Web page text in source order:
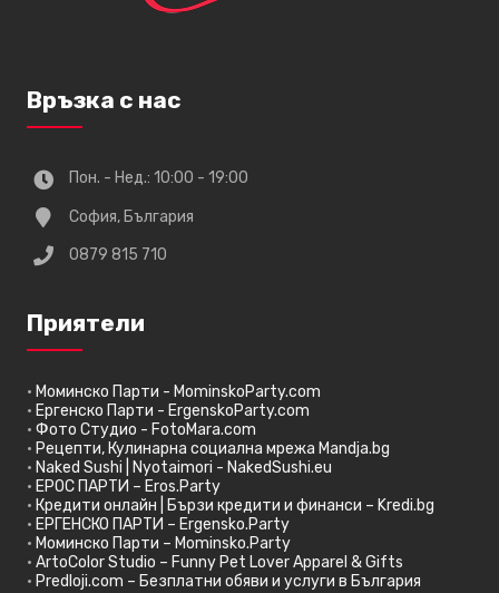
Връзка с нас
Пон. - Нед.: 10:00 - 19:00
София, България
0879 815 710
Приятели
•Моминско Парти - MominskoParty.com
•Ергенско Парти - ErgenskoParty.com
•Фото Студио - FotoMara.com
•Рецепти, Кулинарна социална мрежа Mandja.bg
•Naked Sushi | Nyotaimori - NakedSushi.eu
•ЕРОС ПАРТИ – Eros.Party
•Кредити онлайн | Бързи кредити и финанси – Kredi.bg
•ЕРГЕНСКО ПАРТИ – Ergensko.Party
•Моминско Парти – Mominsko.Party
•ArtoColor Studio – Funny Pet Lover Apparel & Gifts
•Predloji.com – Безплатни обяви и услуги в България